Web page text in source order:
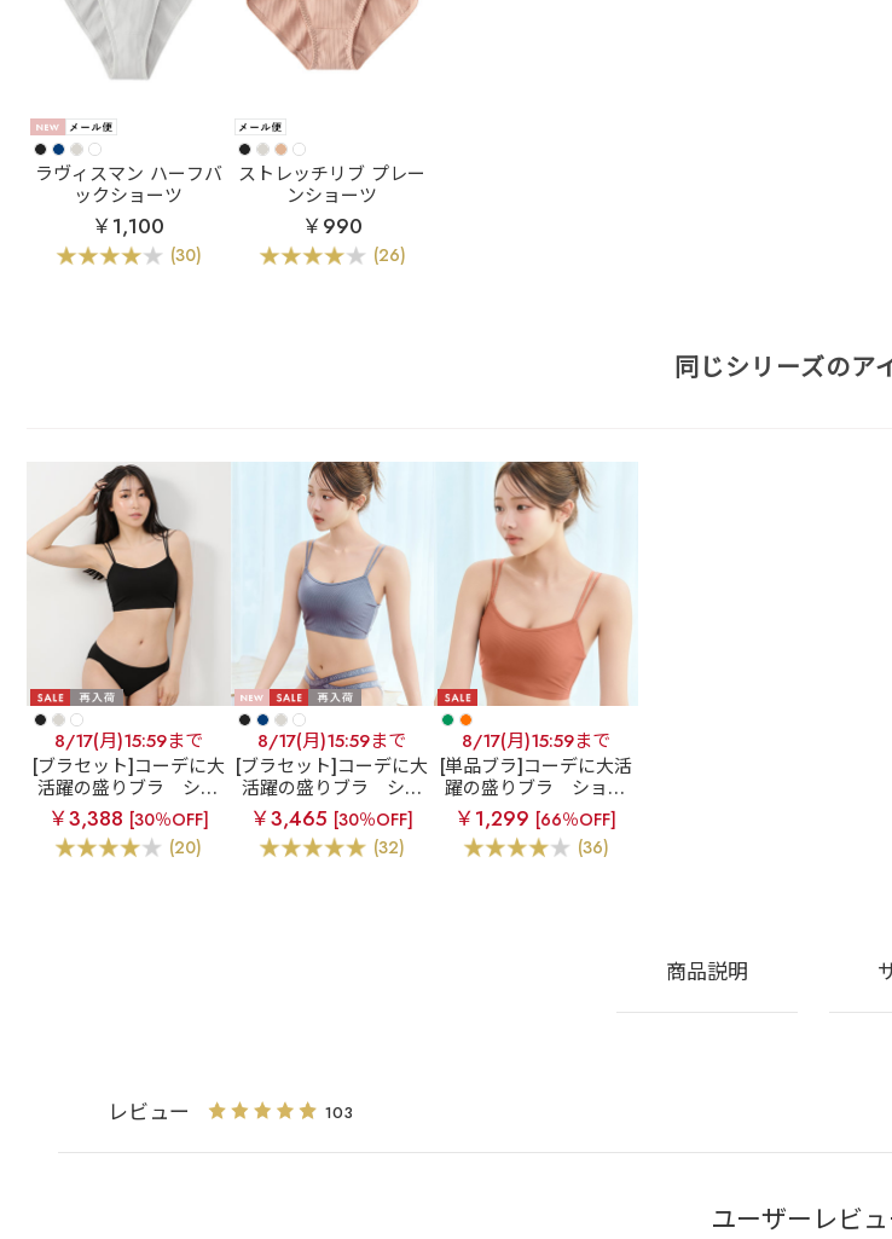
ラヴィスマン ハーフバ
ックショーツ
￥1,100
(30)
ストレッチリブ プレー
ンショーツ
￥990
(26)
同じシリーズのア
8/17(月)15:59まで
[ブラセット]コーデに大
活躍の盛りブラ
ショ
ートレングス ブラトッ
プ 超盛ブラ(R) ブラジ
ャー&ショーツ
￥3,388 [30％OFF]
(20)
8/17(月)15:59まで
[ブラセット]コーデに大
活躍の盛りブラ
ショ
ートレングス ブラトッ
プ 超盛ブラ(R) ブラジ
ャー&ハーフバックシ
￥3,465 [30％OFF]
(32)
8/17(月)15:59まで
[単品ブラ]コーデに大活
躍の盛りブラ
ショー
トレングス ブラトップ
超盛ブラ(R) 単品ブラジ
ャー
￥1,299 [66％OFF]
(36)
商品説明
レビュー 103
ユーザーレビ